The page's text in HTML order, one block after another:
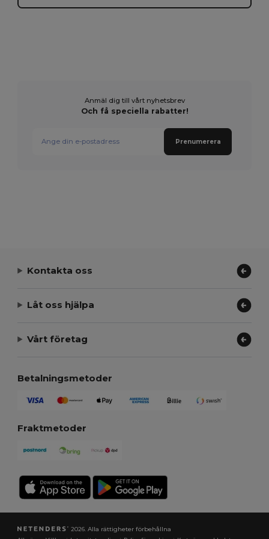
Anmäl dig till vårt nyhetsbrev
Och få speciella rabatter!
Prenumerera
Kontakta oss
Låt oss hjälpa
Vårt företag
Betalningsmetoder
Fraktmetoder
2026. Alla rättigheter förbehållna